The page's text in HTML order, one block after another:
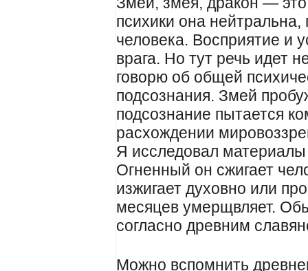
психики она
человека. Восприятие и
врага. Но тут речь идет
говорю об общей
подсознания. Змей
подсознание пытается
расхождении
Я исследовал
Огненный он сжигает
изжигает духовно или
месяцев умерщвляет.
согласно древним
Можно вспомнить